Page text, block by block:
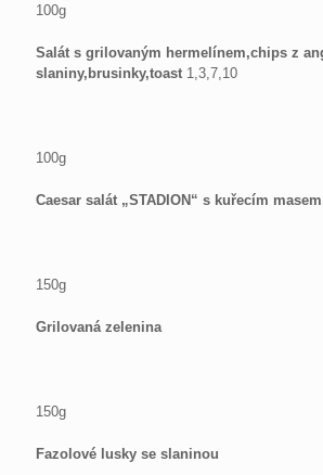
100g
Salát s grilovaným hermelínem,chips z
slaniny,brusinky,toast 1,3,7,10
100g
Caesar salát „STADION“ s kuřecím
150g
Grilovaná zelenina
150g
Fazolové lusky se slaninou